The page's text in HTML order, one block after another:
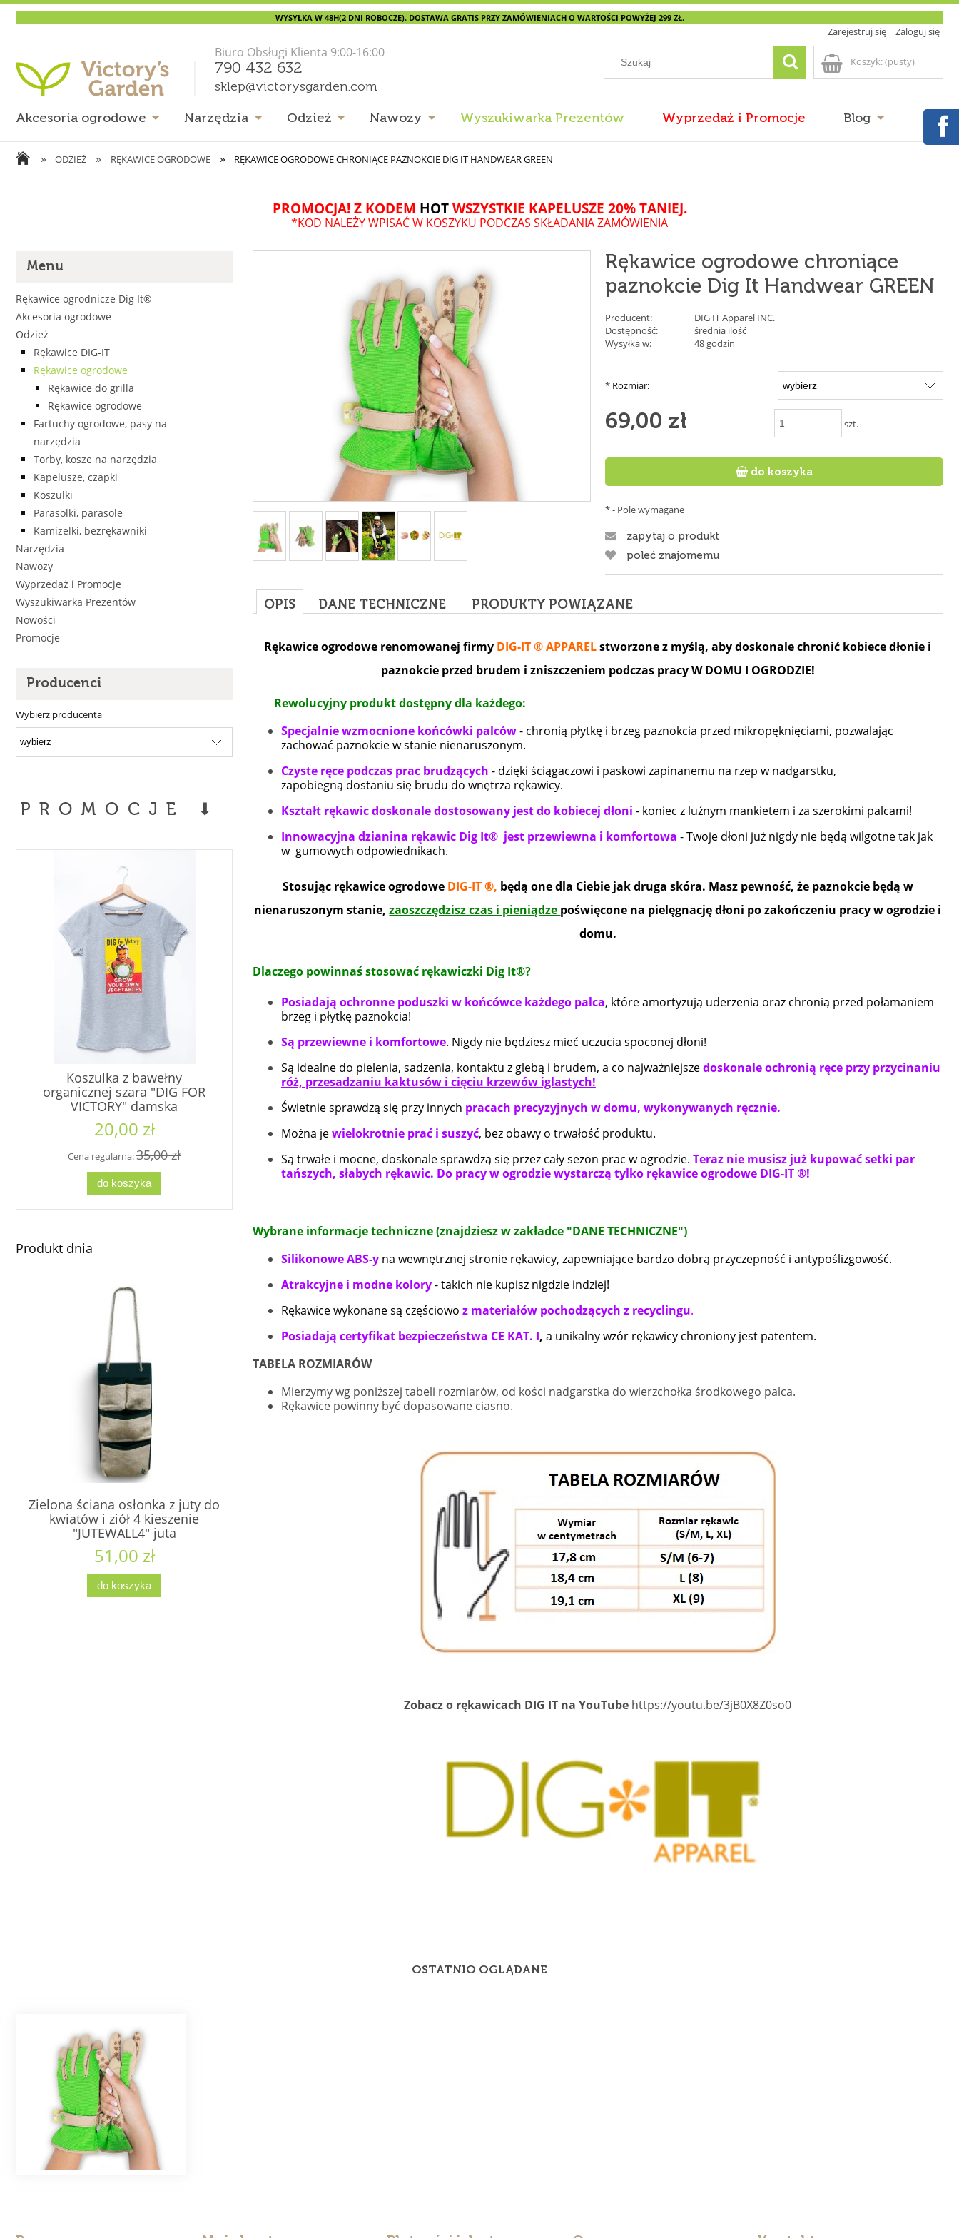
WYSYŁKA W 48H(2 DNI ROBOCZE). DOSTAWA GRATIS PRZY ZAMÓWIENIACH O WARTOŚCI POWYŻEJ 299 ZŁ.
Zarejestruj się Zaloguj się
Biuro Obsługi Klienta 9:00-16:00
790 432 632
sklep@victorysgarden.com
Koszyk:(pusty)
Akcesoria ogrodowe Narzędzia Odzież Nawozy Wyszukiwarka Prezentów Wyprzedaż i Promocje Blog
» ODZIEŻ » RĘKAWICE OGRODOWE » RĘKAWICE OGRODOWE CHRONIĄCE PAZNOKCIE DIG IT HANDWEAR GREEN
PROMOCJA! Z KODEM HOTWSZYSTKIE KAPELUSZE 20% TANIEJ.
*KOD NALEŻY WPISAĆ W KOSZYKU PODCZAS SKŁADANIA ZAMÓWIENIA
Menu
Rękawice ogrodnicze Dig It®
Akcesoria ogrodowe
Odzież
Rękawice DIG-IT
Rękawice ogrodowe
Rękawice do grilla
Rękawice ogrodowe
Fartuchy ogrodowe, pasy na
narzędzia
Torby, kosze na narzędzia
Kapelusze, czapki
Koszulki
Parasolki, parasole
Kamizelki, bezrękawniki
Narzędzia
Nawozy
Wyprzedaż i Promocje
Wyszukiwarka Prezentów
Nowości
Promocje
Producenci
Wybierz producenta
PROMOCJE ⬇
Koszulka z bawełny
organicznej szara "DIG FOR
VICTORY" damska
20,00 zł
Cena regularna:35,00 zł
do koszyka
Koszulka z bawełny
organicznej "DIG FOR
VICTORY" męska antracyt
15,00 zł
Cena regularna:35,00 zł
do koszyka
OSTATNIE SZTUKI! Doniczka z
hakiem wiaderko OSŁONKA.
Mix Kolorów.
10,00 zł
Cena regularna:13,00 zł
do koszyka
Karmnik budka lęgowa do
EVIE zielony
Cena regularna: 53,00 zł
Produkt dnia
Zielona ściana osłonka z juty do
kwiatów i ziół 4 kieszenie
"JUTEWALL4" juta
51,00 zł
do koszyka
Rękawice ogrodowe chroniące
paznokcie Dig It Handwear GREEN
Producent:
DIG IT Apparel INC.
Dostępność:
średnia ilość
Wysyłka w:
48 godzin
* Rozmiar:
69,00 zł szt.
 do koszyka
*- Pole wymagane
zapytaj o produkt
poleć znajomemu
OPIS DANE TECHNICZNE PRODUKTY POWIĄZANE
Rękawice ogrodowe renomowanej firmy DIG-IT ® APPARELstworzone z myślą, aby doskonale chronić kobiece dłonie i
paznokcie przed brudem i zniszczeniem podczas pracy W DOMU I OGRODZIE!
Rewolucyjny produkt dostępny dla każdego:
Specjalnie wzmocnione końcówki palców- chronią płytkę i brzeg paznokcia przed mikropęknięciami, pozwalając
zachować paznokcie w stanie nienaruszonym.
Czyste ręce podczas prac brudzących - dzięki ściągaczowi i paskowi zapinanemu na rzep w nadgarstku,
zapobiegną dostaniu się brudu do wnętrza rękawicy.
Kształt rękawic doskonale dostosowany jest do kobiecej dłoni - koniec z luźnym mankietem i za szerokimi palcami!
Innowacyjna dzianina rękawic Dig It® jest przewiewna i komfortowa - Twoje dłoni już nigdy nie będą wilgotne tak jak
w gumowych odpowiednikach.
Stosując rękawice ogrodowe DIG-IT ®, będą one dla Ciebie jak druga skóra. Masz pewność, że paznokcie będą w
nienaruszonym stanie,zaoszczędzisz czas i pieniądze poświęcone na pielęgnację dłoni po zakończeniu pracy w ogrodzie i
domu.
Dlaczego powinnaś stosować rękawiczki Dig It®?
Posiadają ochronne poduszki w końcówce każdego palca, które amortyzują uderzenia oraz chronią przed połamaniem
brzeg i płytkę paznokcia!
Są przewiewne i komfortowe. Nigdy nie będziesz mieć uczucia spoconej dłoni!
Są idealne do pielenia, sadzenia, kontaktu z glebą i brudem, a co najważniejszedoskonale ochronią ręce przy przycinaniu
róż, przesadzaniu kaktusów i cięciu krzewów iglastych!
Świetnie sprawdzą się przy innych pracach precyzyjnych w domu, wykonywanych ręcznie.
Można jewielokrotnie prać i suszyć, bez obawy o trwałość produktu.
Są trwałe i mocne, doskonale sprawdzą się przez cały sezon prac w ogrodzie. Teraz nie musisz już kupować setki par
tańszych, słabych rękawic. Do pracy w ogrodzie wystarczą tylko rękawiceogrodowe DIG-IT ®!
Wybrane informacje techniczne (znajdziesz w zakładce "DANE TECHNICZNE")
Silikonowe ABS-yna wewnętrznej stronie rękawicy, zapewniające bardzo dobrą przyczepność i antypoślizgowość.
Atrakcyjne i modne kolory- takich nie kupisz nigdzie indziej!
Rękawice wykonane są częściowo z materiałów pochodzących z recyclingu.
Posiadają certyfikat bezpieczeństwa CE KAT. I, a unikalny wzór rękawicy chroniony jest patentem.
TABELA ROZMIARÓW
Mierzymy wg poniższej tabeli rozmiarów, od kości nadgarstka do wierzchołka środkowego palca.
Rękawice powinny być dopasowane ciasno.
Zobacz o rękawicach DIG IT na YouTube https://youtu.be/3jB0X8Z0so0
OSTATNIO OGLĄDANE